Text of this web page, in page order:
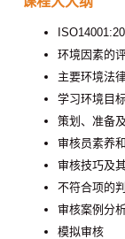
环境因素的
主要环境法
学习环境目
策划、准备
审核员素养
审核技巧及
不符合项的
审核案例分
模拟审核